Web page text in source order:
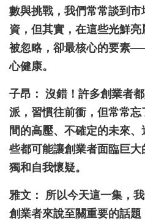
數與挑戰，我們常常談到
資，但其實，在這些光鮮
被忽略，卻最核心的要素
心健康。
子昂： 沒錯！許多創業者
派，習慣往前衝，但常常
間的高壓、不確定的未來
些都可能讓創業者面臨巨
獨和自我懷疑。
雅文： 所以今天這一集，
創業者來說至關重要的話